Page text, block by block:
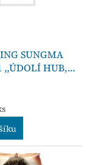
SUNGMA
,,ÚDOLÍ HUB,,